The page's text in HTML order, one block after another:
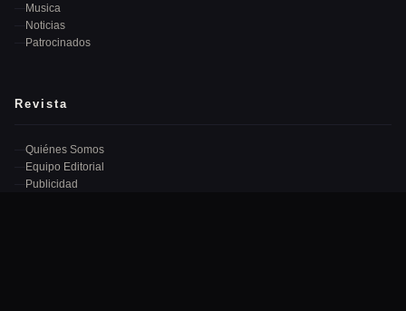
Musica
Noticias
Patrocinados
Revista
Quiénes Somos
Equipo Editorial
Publicidad